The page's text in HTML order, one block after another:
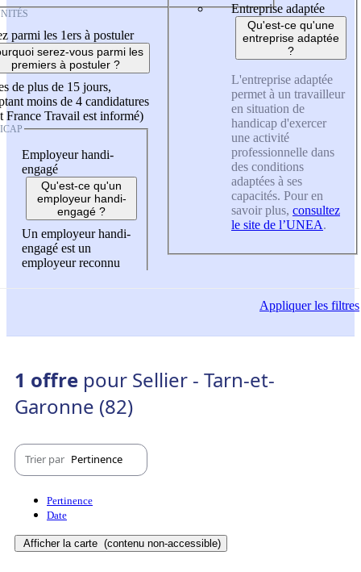
parmi les 1ers à postuler
serez-vous parmi les
premiers à postuler ?
de plus de 15 jours,
moins de 4 candidatures
France Travail est informé)
Employeur handi-
engagé
Qu'est-ce qu'un
employeur handi-
engagé ?
Un employeur handi-
engagé est un
employeur reconnu
Entreprise adaptée
Qu'est-ce qu'une
entreprise adaptée
?
L'entreprise adaptée
permet à un travailleur
en situation de
handicap d'exercer
une activité
professionnelle dans
des conditions
adaptées à ses
capacités. Pour en
savoir plus, consultez
le site de l’UNEA.
Appliquerles filtres
1 offre pour Sellier - Tarn-et-
Garonne (82)
Trier par Pertinence
Pertinence
Date
Afficher la carte (contenu non-accessible)